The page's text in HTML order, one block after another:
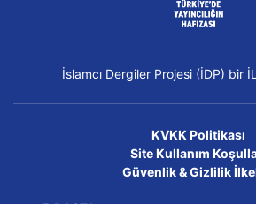
İslamcı Dergiler Projesi (İDP) bir
KVKK Politikası
Site Kullanım
Güvenlik & Gizlilik